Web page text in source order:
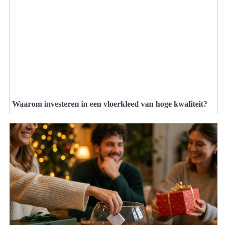
Waarom investeren in een vloerkleed van hoge kwaliteit?